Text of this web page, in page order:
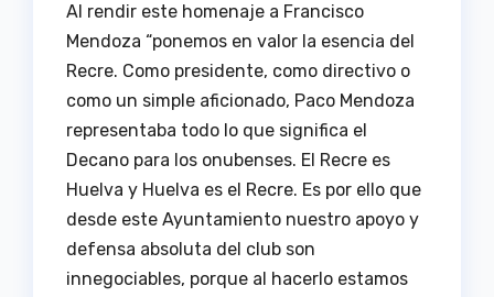
Al rendir este homenaje a Francisco
Mendoza “ponemos en valor la esencia del
Recre. Como presidente, como directivo o
como un simple aficionado, Paco Mendoza
representaba todo lo que significa el
Decano para los onubenses. El Recre es
Huelva y Huelva es el Recre. Es por ello que
desde este Ayuntamiento nuestro apoyo y
defensa absoluta del club son
innegociables, porque al hacerlo estamos